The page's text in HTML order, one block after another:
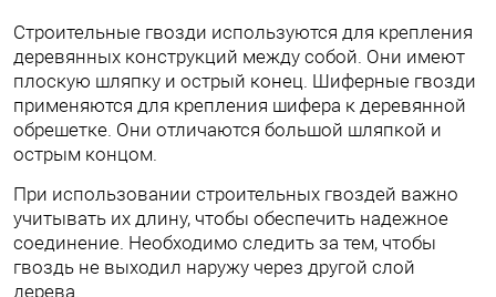
Строительные гвозди используются для крепления
деревянных конструкций между собой. Они имеют
плоскую шляпку и острый конец. Шиферные гвозди
применяются для крепления шифера к деревянной
обрешетке. Они отличаются большой шляпкой и
острым концом.
При использовании строительных гвоздей важно
учитывать их длину, чтобы обеспечить надежное
соединение. Необходимо следить за тем, чтобы
гвоздь не выходил наружу через другой слой
дерева.